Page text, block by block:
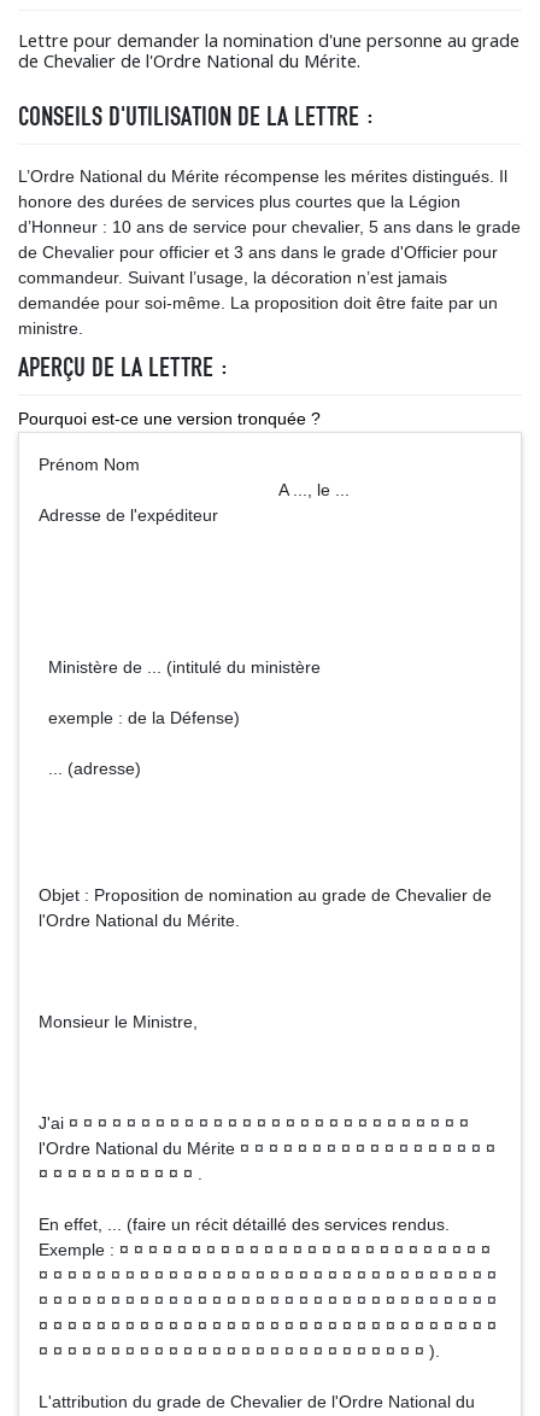
Lettre pour demander la nomination d'une personne au grade
de Chevalier de l'Ordre National du Mérite.
CONSEILS D'UTILISATION DE LA LETTRE :
L’Ordre National du Mérite récompense les mérites distingués. Il
honore des durées de services plus courtes que la Légion
d’Honneur : 10 ans de service pour chevalier, 5 ans dans le grade
de Chevalier pour officier et 3 ans dans le grade d'Officier pour
commandeur. Suivant l’usage, la décoration n’est jamais
demandée pour soi-même. La proposition doit être faite par un
ministre.
APERÇU DE LA LETTRE :
Pourquoi est-ce une version tronquée ?
Prénom Nom
A ..., le ...
Adresse de l'expéditeur
Ministère de ... (intitulé du ministère
exemple : de la Défense)
... (adresse)
Objet : Proposition de nomination au grade de Chevalier de
l'Ordre National du Mérite.
Monsieur le Ministre,
J'ai ¤ ¤ ¤ ¤ ¤ ¤ ¤ ¤ ¤ ¤ ¤ ¤ ¤ ¤ ¤ ¤ ¤ ¤ ¤ ¤ ¤ ¤ ¤ ¤ ¤ ¤ ¤ ¤
l'Ordre National du Mérite ¤ ¤ ¤ ¤ ¤ ¤ ¤ ¤ ¤ ¤ ¤ ¤ ¤ ¤ ¤ ¤ ¤ ¤
¤ ¤ ¤ ¤ ¤ ¤ ¤ ¤ ¤ ¤ ¤ .
En effet, ... (faire un récit détaillé des services rendus.
Exemple : ¤ ¤ ¤ ¤ ¤ ¤ ¤ ¤ ¤ ¤ ¤ ¤ ¤ ¤ ¤ ¤ ¤ ¤ ¤ ¤ ¤ ¤ ¤ ¤ ¤ ¤
¤ ¤ ¤ ¤ ¤ ¤ ¤ ¤ ¤ ¤ ¤ ¤ ¤ ¤ ¤ ¤ ¤ ¤ ¤ ¤ ¤ ¤ ¤ ¤ ¤ ¤ ¤ ¤ ¤ ¤ ¤ ¤
¤ ¤ ¤ ¤ ¤ ¤ ¤ ¤ ¤ ¤ ¤ ¤ ¤ ¤ ¤ ¤ ¤ ¤ ¤ ¤ ¤ ¤ ¤ ¤ ¤ ¤ ¤ ¤ ¤ ¤ ¤ ¤
¤ ¤ ¤ ¤ ¤ ¤ ¤ ¤ ¤ ¤ ¤ ¤ ¤ ¤ ¤ ¤ ¤ ¤ ¤ ¤ ¤ ¤ ¤ ¤ ¤ ¤ ¤ ¤ ¤ ¤ ¤ ¤
¤ ¤ ¤ ¤ ¤ ¤ ¤ ¤ ¤ ¤ ¤ ¤ ¤ ¤ ¤ ¤ ¤ ¤ ¤ ¤ ¤ ¤ ¤ ¤ ¤ ¤ ¤ ).
L'attribution du grade de Chevalier de l'Ordre National du